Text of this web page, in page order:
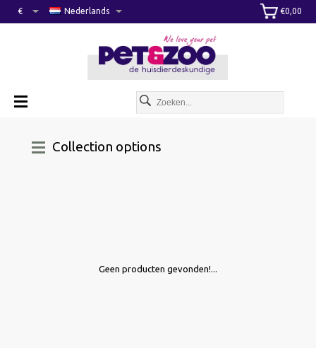
€0,00
Nederlands
€
Collection options
Geen producten gevonden!...